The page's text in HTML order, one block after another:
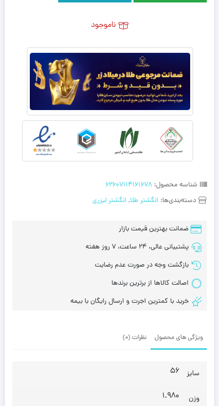
شناسه محصول: 62607114161678
دسته‌بندی‌ها: انگشتر طلا, انگشتر لیزری
ضمانت بهترین قیمت بازار
پشتیبانی عالی، 24 ساعت، 7 روز هفته
بازگشت وجه در صورت عدم رضایت
اصالت کالاها از برترین برندها
خرید با کمترین اجرت و ارسال رایگان با بیمه
ناموجود
ویژگی های محصول نظرات (0)
سایز 56
وزن 1.980